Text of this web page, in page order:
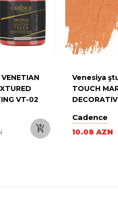
VT-02
Venesiya
TOUCH
Cadence
10.08 AZN